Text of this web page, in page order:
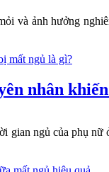
và ảnh hưởng
nhân
gian ngủ của phụ